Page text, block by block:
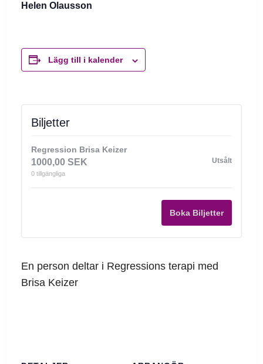
Helen Olausson
Lägg till i kalender
Biljetter
Regression Brisa Keizer
1000,00 SEK
0 tillgängliga
Utsålt
Boka Biljetter
En person deltar i Regressions terapi med
Brisa Keizer